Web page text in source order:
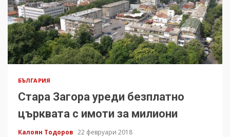
БЪЛГАРИЯ
Стара Загора уреди безплатно
църквата с имоти за милиони
Калоян Тодоров 22 февруари 2018